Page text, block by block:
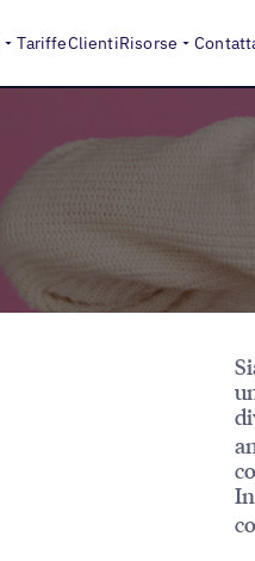
TariffeClientiRisorse